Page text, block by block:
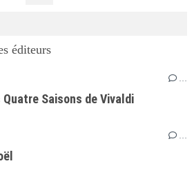
…
Saisons de Vivaldi
éditeurs